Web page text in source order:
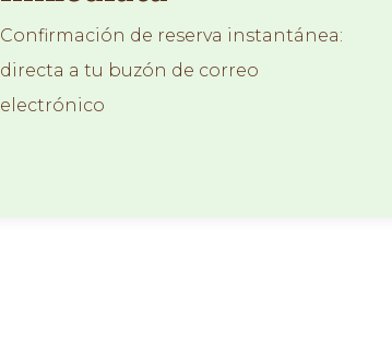
Confirmación de reserva instantánea:
directa a tu buzón de correo
electrónico